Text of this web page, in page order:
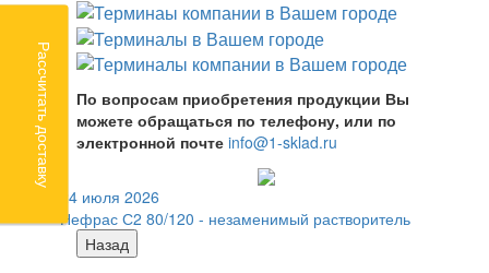
По вопросам приобретения продукции Вы
можете обращаться по телефону, или по
электронной почте info@1-sklad.ru
24 июля 2026
Нефрас С2 80/120 - незаменимый растворитель
Назад
Рассчитать доставку